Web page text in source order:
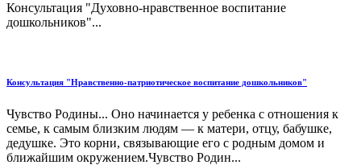
Консультация "Духовно-нравственное воспитание
дошкольников"...
Консультация "Нравственно-патриотическое воспитание дошкольников"
Чувство Родины... Оно начинается у ребенка с отношения к
семье, к самым близким людям — к матери, отцу, бабушке,
дедушке. Это корни, связывающие его с родным домом и
ближайшим окружением.Чувство Родин...